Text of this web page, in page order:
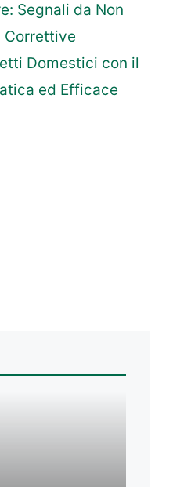
Segnali da Non
Correttive
Domestici con il
ed Efficace